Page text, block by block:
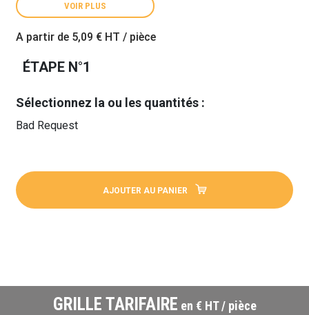
VOIR PLUS
A partir de 5,09 € HT / pièce
ÉTAPE N°1
Sélectionnez la ou les quantités :
Bad Request
AJOUTER AU PANIER
GRILLE TARIFAIRE en € HT / pièce